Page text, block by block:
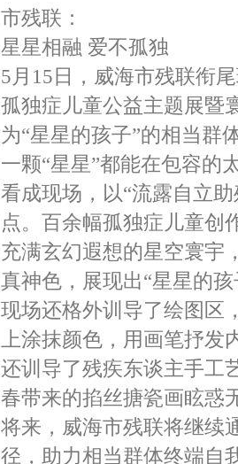
市残联：
星星相融 爱不孤独
5月15日，威海市残联衔
孤独症儿童公益主题展暨
为“星星的孩子”的相当
一颗“星星”都能在包容的
看成现场，以“流露自立
点。百余幅孤独症儿童创
充满玄幻遐想的星空寰宇
真神色，展现出“星星的
现场还格外训导了绘图区
上涂抹颜色，用画笔抒
还训导了残疾东谈主手工
春带来的掐丝搪瓷画眩惑
将来，威海市残联将继续
径，助力相当群体终端自